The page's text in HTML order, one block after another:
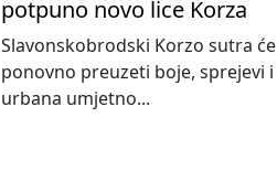
potpuno novo lice Korza
Slavonskobrodski Korzo sutra će
ponovno preuzeti boje, sprejevi i
urbana umjetno...